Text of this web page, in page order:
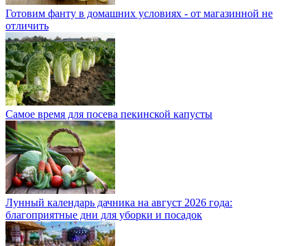
Готовим фанту в домашних условиях - от магазинной не
отличить
Самое время для посева пекинской капусты
Лунный календарь дачника на август 2026 года:
благоприятные дни для уборки и посадок